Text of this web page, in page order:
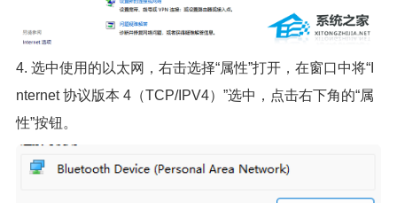
4. 选中使用的以太网，右击选择“属性”打开，在窗口中将“I
nternet 协议版本 4（TCP/IPV4）”选中，点击右下角的“属
性”按钮。